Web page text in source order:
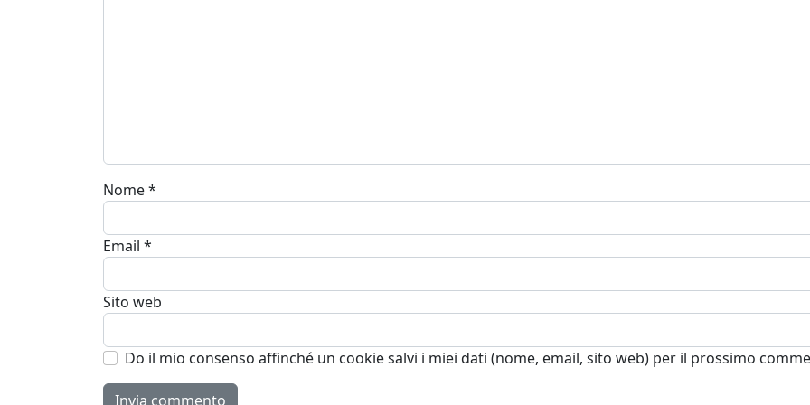
Nome*
Email *
Sito web
Do il mio consenso affinché un cookie salvi i miei dati (nome, email, sito web) per il prossimo